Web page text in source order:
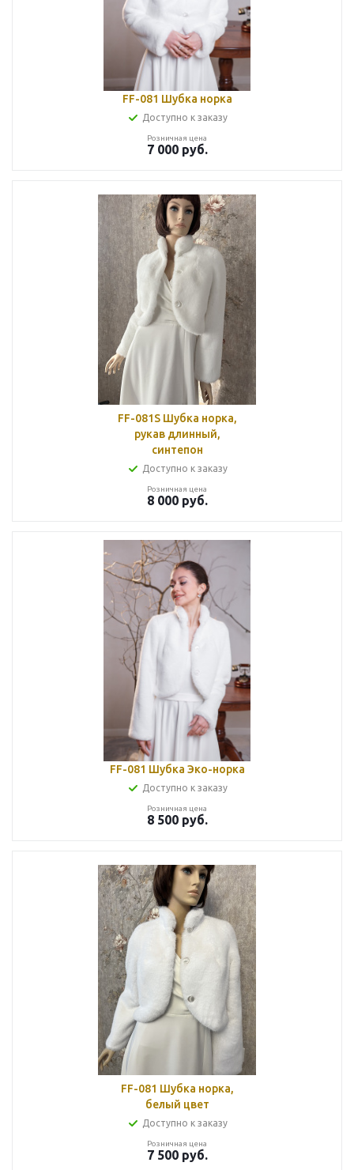
FF-081 Шубка норка
Доступно к заказу
Розничная цена
7 000руб.
FF-081S Шубка норка,
рукав длинный,
синтепон
Доступно к заказу
Розничная цена
8 000руб.
FF-081 Шубка Эко-норка
Доступно к заказу
Розничная цена
8 500руб.
FF-081 Шубка норка,
белый цвет
Доступно к заказу
Розничная цена
7 500руб.